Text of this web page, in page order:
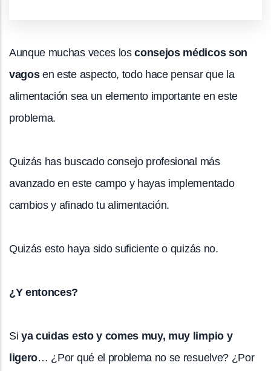
Aunque muchas veces losconsejos médicos son
vagosen este aspecto, todo hace pensar que la
alimentación sea un elemento importante en este
problema.
Quizás has buscado consejo profesional más
avanzado en este campo y hayas implementado
cambios y afinado tu alimentación.
Quizás esto haya sido suficiente o quizás no.
¿Y entonces?
Si ya cuidas esto y comes muy, muy limpio y
ligero… ¿Por qué el problema no se resuelve? ¿Por